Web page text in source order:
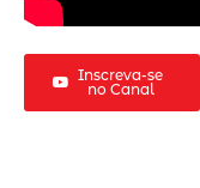
Inscreva-se
no Canal